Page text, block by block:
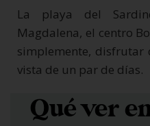
La playa del
Magdalena, el centro
simplemente, disfrutar
vista de un par de días.
Qué ver